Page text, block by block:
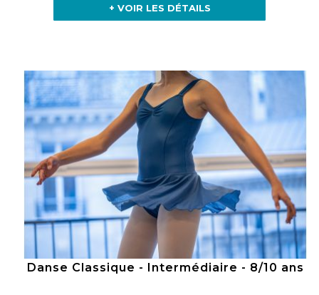
+ VOIR LES DÉTAILS
Danse Classique - Intermédiaire - 8/10 ans